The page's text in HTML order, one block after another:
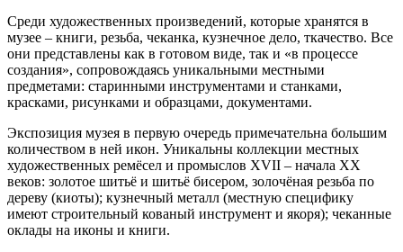
Среди художественных произведений, которые хранятся в
музее – книги, резьба, чеканка, кузнечное дело, ткачество. Все
они представлены как в готовом виде, так и «в процессе
создания», сопровождаясь уникальными местными
предметами: старинными инструментами и станками,
красками, рисунками и образцами, документами.
Экспозиция музея в первую очередь примечательна большим
количеством в ней икон. Уникальны коллекции местных
художественных ремёсел и промыслов XVII – начала XX
веков: золотое шитьё и шитьё бисером, золочёная резьба по
дереву (киоты); кузнечный металл (местную специфику
имеют строительный кованый инструмент и якоря); чеканные
оклады на иконы и книги.